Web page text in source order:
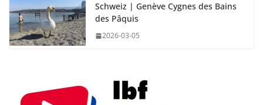
Schweiz | Genève Cygnes des Bains
des Pâquis
2026-03-05